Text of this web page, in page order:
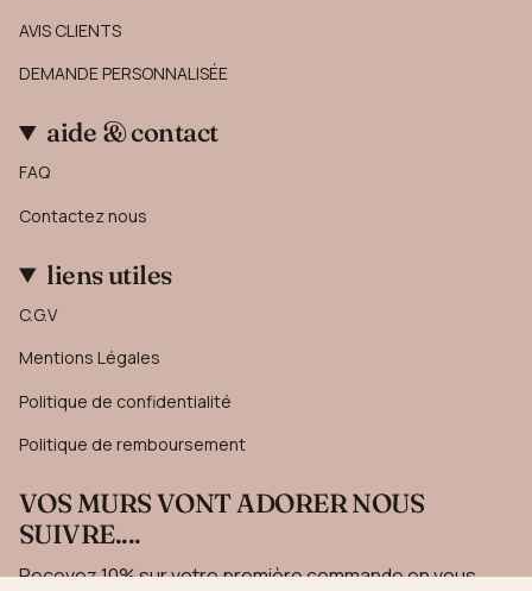
AVIS CLIENTS
DEMANDE PERSONNALISÉE
aide & contact
FAQ
Contactez nous
liens utiles
C.G.V
Mentions Légales
Politique de confidentialité
Politique de remboursement
VOS MURS VONT ADORER NOUS
SUIVRE....
Recevez 10% sur votre première commande en vous